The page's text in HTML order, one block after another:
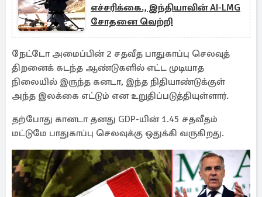
எச்சரிக்கை., இந்தியாவின் AI-LMG
சோதனை வெற்றி
நேட்டோ அமைப்பின் 2 சதவீத பாதுகாப்பு செலவுத்
திறனைக் கடந்த ஆண்டுகளில் எட்ட முடியாத
நிலையில் இருந்த கனடா, இந்த நிதியாண்டுக்குள்
அந்த இலக்கை எட்டும் என உறுதிப்படுத்தியுள்ளார்.
தற்போது கானடா தனது GDP-யின் 1.45 சதவீதம்
மட்டுமே பாதுகாப்பு செலவுக்கு ஒதுக்கி வருகிறது.